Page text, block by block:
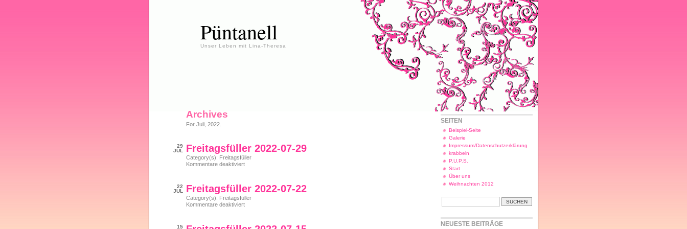
Püntanell
Unser Leben mit Lina-Theresa
Archives
For Juli, 2022.
29
JUL
Freitagsfüller 2022-07-29
Category(s): Freitagsfüller
Kommentare deaktiviertfür
29
22
JUL
Freitagsfüller 2022-07-22
Category(s): Freitagsfüller
Kommentare deaktiviertfür
15
SEITEN
Beispiel-Seite
Galerie
Impressum/Datenschutzerklärung
krabbeln
P.U.P.S.
Start
Über uns
Weihnachten 2012
NEUESTE BEITRÄGE